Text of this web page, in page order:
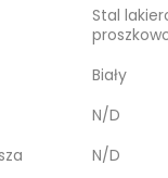
Stal
Biały
N/D
N/D